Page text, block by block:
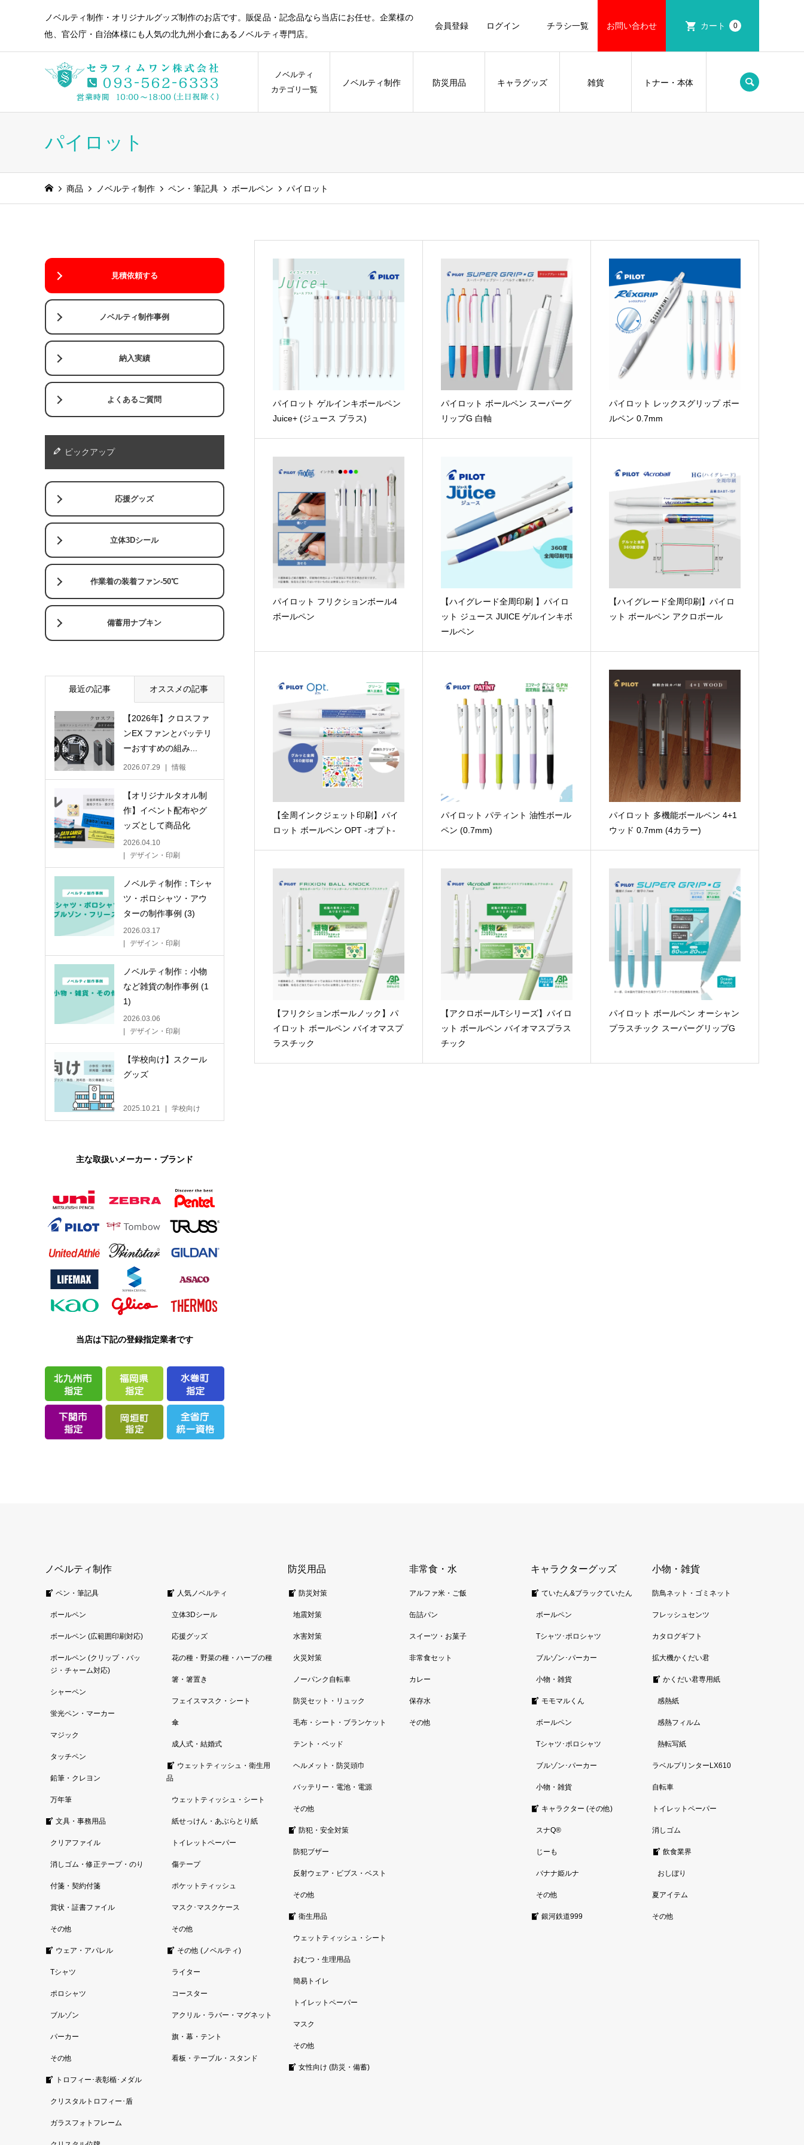
ノベルティ制作・オリジナルグッズ制作のお店です。販促品・記念品なら当店にお任せ。企業様の
他、官公庁・自治体様にも人気の北九州小倉にあるノベルティ専門店。
会員登録 ログイン チラシ一覧 お問い合わせ カート 0
ノベルティ
カテゴリ一覧
ノベルティ制作 防災用品 キャラグッズ 雑貨 トナー・本体
パイロット
商品 ノベルティ制作 ペン・筆記具 ボールペン パイロット
パイロット ゲルインキボールペン
Juice+ (ジュース プラス)
パイロット ボールペン スーパーグ
リップG 白軸
パイロット レックスグリップ ボー
ルペン 0.7mm
パイロット フリクションボール4
ボールペン
【ハイグレード全周印刷 】パイロ
ット ジュース JUICE ゲルインキボ
ールペン
【ハイグレード全周印刷】パイロ
ット ボールペン アクロボール
【全周インクジェット印刷】パイ
ロット ボールペン OPT -オプト-
パイロット パティント 油性ボール
ペン (0.7mm)
パイロット 多機能ボールペン 4+1
ウッド 0.7mm (4カラー)
【フリクションボールノック】パ
イロット ボールペン バイオマスプ
ラスチック
【アクロボールTシリーズ】パイロ
ット ボールペン バイオマスプラス
チック
パイロット ボールペン オーシャン
プラスチック スーパーグリップG
見積依頼する
ノベルティ制作事例
納入実績
よくあるご質問
ピックアップ
応援グッズ
立体3Dシール
作業着の装着ファン-50℃
備蓄用ナプキン
最近の記事 オススメの記事
【2026年】クロスファ
ンEX ファンとバッテリ
ーおすすめの組み...
2026.07.29 情報
【オリジナルタオル制
作】イベント配布やグ
ッズとして商品化
2026.04.10
デザイン・印刷
ノベルティ制作：Tシャ
ツ・ポロシャツ・アウ
ターの制作事例 (3)
2026.03.17
デザイン・印刷
ノベルティ制作：小物
など雑貨の制作事例 (1
1)
2026.03.06
デザイン・印刷
【学校向け】スクール
グッズ
2025.10.21 学校向け
主な取扱いメーカー・ブランド
当店は下記の登録指定業者です
ノベルティ制作
ペン・筆記具
ボールペン
ボールペン (広範囲印刷対応)
ボールペン (クリップ・バッ
ジ・チャーム対応)
シャーペン
蛍光ペン・マーカー
マジック
タッチペン
鉛筆・クレヨン
万年筆
文具・事務用品
クリアファイル
消しゴム・修正テープ・のり
付箋・契約付箋
賞状・証書ファイル
その他
ウェア・アパレル
Tシャツ
ポロシャツ
ブルゾン
パーカー
その他
トロフィー･表彰楯･メダル
クリスタルトロフィー･盾
ガラスフォトフレーム
人気ノベルティ
立体3Dシール
応援グッズ
花の種・野菜の種・ハーブの種
箸・箸置き
フェイスマスク・シート
傘
成人式・結婚式
ウェットティッシュ・衛生用
品
ウェットティッシュ・シート
紙せっけん・あぶらとり紙
トイレットペーパー
傷テープ
ポケットティッシュ
マスク･マスクケース
その他
その他 (ノベルティ)
ライター
コースター
アクリル・ラバー・マグネット
旗・幕・テント
看板・テーブル・スタンド
防災用品
防災対策
地震対策
水害対策
火災対策
ノーパンク自転車
防災セット・リュック
毛布・シート・ブランケット
テント・ベッド
ヘルメット・防災頭巾
バッテリー・電池・電源
その他
防犯・安全対策
防犯ブザー
反射ウェア・ビブス・ベスト
その他
衛生用品
ウェットティッシュ・シート
おむつ・生理用品
簡易トイレ
トイレットペーパー
マスク
その他
女性向け (防災・備蓄)
非常食・水
アルファ米・ご飯
缶詰パン
スイーツ・お菓子
非常食セット
カレー
保存水
その他
キャラクターグッズ
ていたん&ブラックていたん
ボールペン
Tシャツ･ポロシャツ
ブルゾン･パーカー
小物・雑貨
モモマルくん
ボールペン
Tシャツ･ポロシャツ
ブルゾン･パーカー
小物・雑貨
キャラクター (その他)
スナQ®
じーも
バナナ姫ルナ
その他
銀河鉄道999
小物・雑貨
防鳥ネット・ゴミネット
フレッシュセンツ
カタログギフト
拡大機かくだい君
かくだい君専用紙
感熱紙
感熱フィルム
熱転写紙
ラベルプリンターLX610
自転車
トイレットペーパー
消しゴム
飲食業界
おしぼり
夏アイテム
その他